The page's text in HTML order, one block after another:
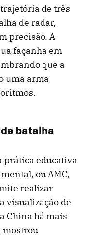
de três
de radar,
precisão. A
façanha em
que a
uma arma
batalha
prática educativa
ou AMC,
realizar
visualização de
China há mais
mostrou